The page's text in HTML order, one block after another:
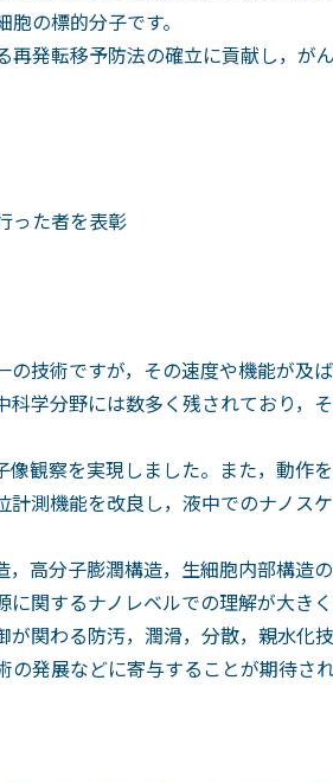
の標的分子です。
発転移予防法の確立に貢献し，が
った者を表彰
技術ですが，その速度や機能が及
学分野には数多く残されており，
観察を実現しました。また，動作
測機能を改良し，液中でのナノス
高分子膨潤構造，生細胞内部構造
関するナノレベルでの理解が大きく
関わる防汚，潤滑，分散，親水化
発展などに寄与することが期待され